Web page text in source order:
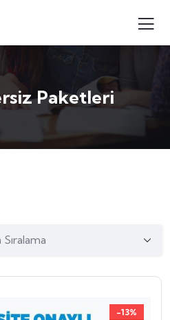
Paketleri
-13%